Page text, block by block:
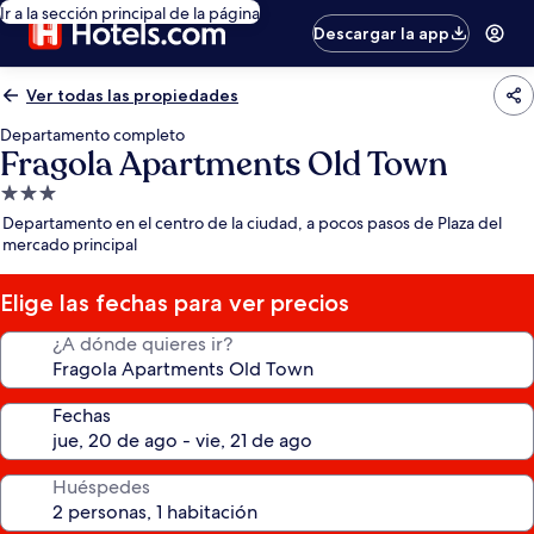
Ir a la sección principal de la página
Descargar la app
Ver todas las propiedades
Departamento completo
Fragola Apartments Old Town
Propiedad
de
3.0
estrellas
Departamento en el centro de la ciudad, a pocos pasos de Plaza del
mercado principal
Elige las fechas para ver precios
¿A dónde quieres ir?
Fechas
Huéspedes